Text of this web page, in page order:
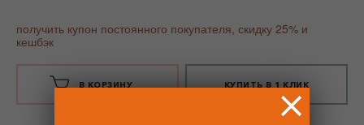
получить купон постоянного покупателя, скидку 25% и
кешбэк
В КОРЗИНУ КУПИТЬ В 1 КЛИК